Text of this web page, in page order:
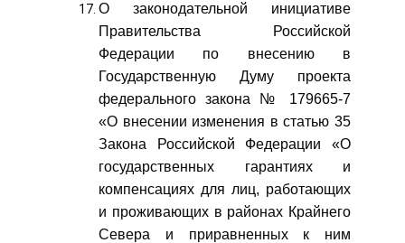
О законодательной инициативе
Правительства Российской
Федерации по внесению в
Государственную Думу проекта
федерального закона № 179665-7
«О внесении изменения в статью 35
Закона Российской Федерации «О
государственных гарантиях и
компенсациях для лиц, работающих
и проживающих в районах Крайнего
Севера и приравненных к ним